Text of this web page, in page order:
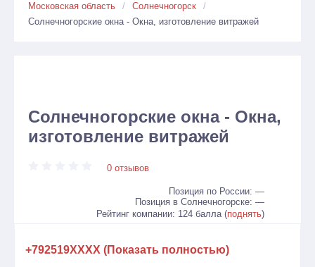
Московская область
Солнечногорск
Солнечногорские окна - Окна, изготовление витражей
Солнечногорские окна - Окна,
изготовление витражей
0 отзывов
Позиция по России: —
Позиция в Солнечногорске: —
Рейтинг компании: 124 балла (поднять)
+792519XXXX (Показать полностью)